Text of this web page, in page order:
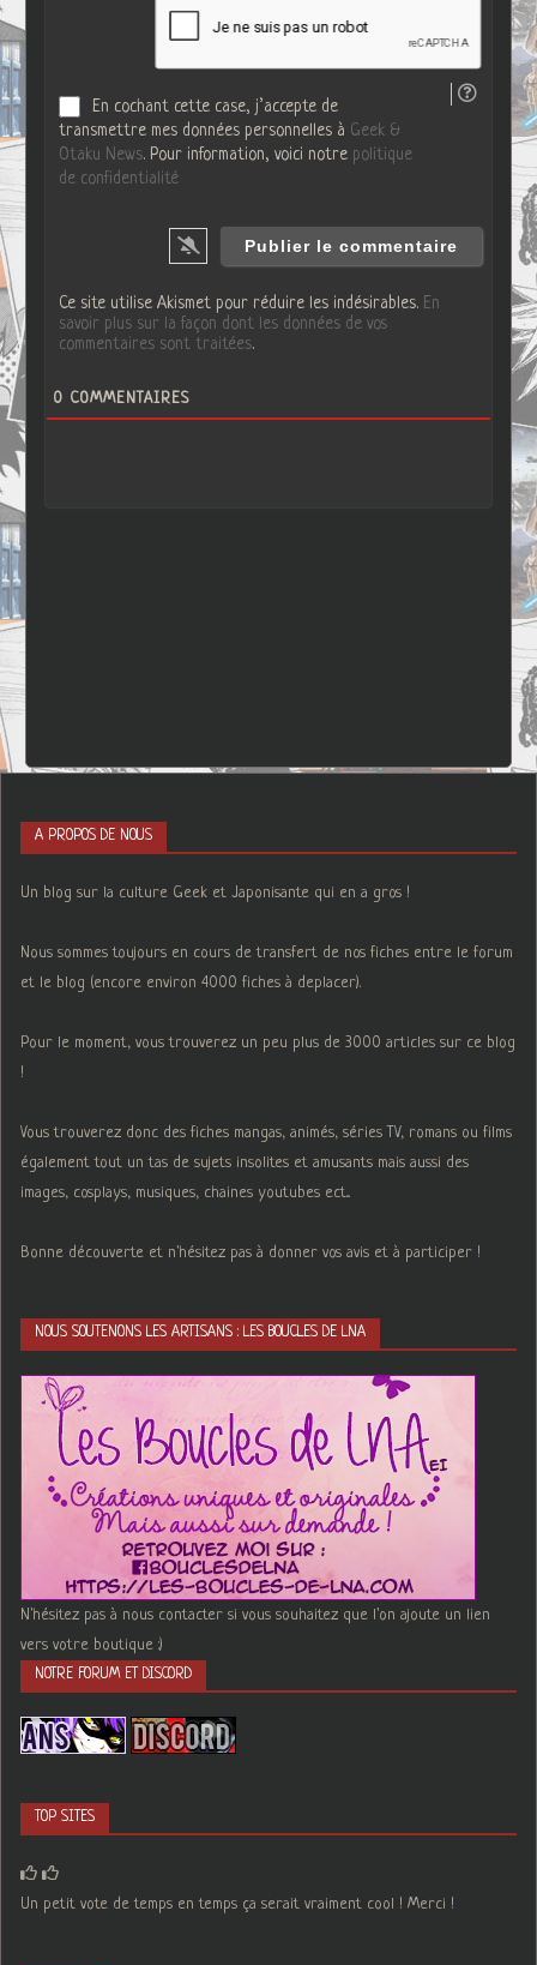
En cochant cette case, j’accepte de
transmettre mes données personnelles à Geek &
Otaku News. Pour information, voici notre politique
de confidentialité
Ce site utilise Akismet pour réduire les indésirables. En
savoir plus sur la façon dont les données de vos
commentaires sont traitées.
0 COMMENTAIRES
A PROPOS DE NOUS
Un blog sur la culture Geek et Japonisante qui en a gros !
Nous sommes toujours en cours de transfert de nos fiches entre le forum
et le blog (encore environ 4000 fiches à deplacer).
Pour le moment, vous trouverez un peu plus de 3000 articles sur ce blog
!
Vous trouverez donc des fiches mangas, animés, séries TV, romans ou films
également tout un tas de sujets insolites et amusants mais aussi des
images, cosplays, musiques, chaines youtubes ect...
Bonne découverte et n'hésitez pas à donner vos avis et à participer !
NOUS SOUTENONS LES ARTISANS : LES BOUCLES DE LNA
N'hésitez pas à nous contacter si vous souhaitez que l'on ajoute un lien
vers votre boutique :)
NOTRE FORUM ET DISCORD
TOP SITES
Un petit vote de temps en temps ça serait vraiment cool ! Merci !